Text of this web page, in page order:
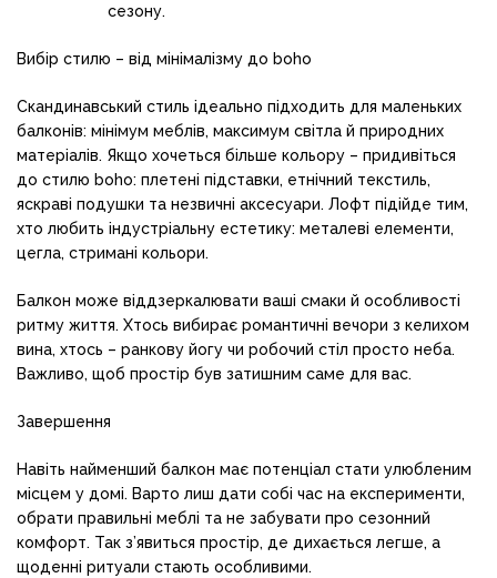
сезону.
Вибір стилю – від мінімалізму до boho
Скандинавський стиль ідеально підходить для маленьких
балконів: мінімум меблів, максимум світла й природних
матеріалів. Якщо хочеться більше кольору – придивіться
до стилю boho: плетені підставки, етнічний текстиль,
яскраві подушки та незвичні аксесуари. Лофт підійде тим,
хто любить індустріальну естетику: металеві елементи,
цегла, стримані кольори.
Балкон може віддзеркалювати ваші смаки й особливості
ритму життя. Хтось вибирає романтичні вечори з келихом
вина, хтось – ранкову йогу чи робочий стіл просто неба.
Важливо, щоб простір був затишним саме для вас.
Завершення
Навіть найменший балкон має потенціал стати улюбленим
місцем у домі. Варто лиш дати собі час на експерименти,
обрати правильні меблі та не забувати про сезонний
комфорт. Так з’явиться простір, де дихається легше, а
щоденні ритуали стають особливими.